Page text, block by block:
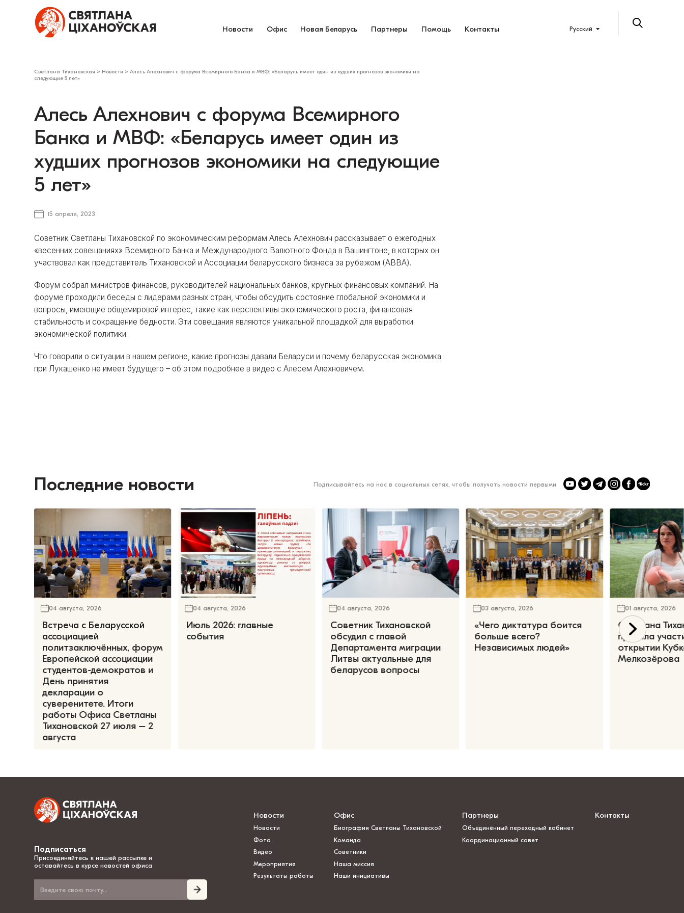
Новости Офис Новая Беларусь Партнеры Помощь Контакты Русский
Светлана Тихановская > Новости >Алесь Алехнович с форума Всемирного Банка и МВФ: «Беларусь имеет один из худших прогнозов экономики на
следующие 5 лет»
Алесь Алехнович с форума Всемирного
Банка и МВФ: «Беларусь имеет один из
худших прогнозов экономики на следующие
5 лет»
15 апреля, 2023
Советник Светланы Тихановской по экономическим реформам Алесь Алехнович рассказывает о ежегодных
«весенних совещаниях» Всемирного Банка и Международного Валютного Фонда в Вашингтоне, в которых он
участвовал как представитель Тихановской и Ассоциации беларусского бизнеса за рубежом (АВВА).
Форум собрал министров финансов, руководителей национальных банков, крупных финансовых компаний. На
форуме проходили беседы с лидерами разных стран, чтобы обсудить состояние глобальной экономики и
вопросы, имеющие общемировой интерес, такие как перспективы экономического роста, финансовая
стабильность и сокращение бедности. Эти совещания являются уникальной площадкой для выработки
экономической политики.
Что говорили о ситуации в нашем регионе, какие прогнозы давали Беларуси и почему беларусская экономика
при Лукашенко не имеет будущего – об этом подробнее в видео с Алесем Алехновичем.
Последние новости Подписывайтесь на нас в социальных сетях, чтобы получать новости первыми
04 августа, 2026
Встреча с Беларусской
ассоциацией
политзаключённых, форум
Европейской ассоциации
студентов-демократов и
День принятия
декларации о
суверенитете. Итоги
работы Офиса Светланы
Тихановской 27 июля – 2
августа
04 августа, 2026
Июль 2026: главные
события
04 августа, 2026
Советник Тихановской
обсудил с главой
Департамента миграции
Литвы актуальные для
беларусов вопросы
03 августа, 2026
«Чего диктатура боится
больше всего?
Независимых людей»
01 августа, 2026
Светлана
приняла
открытии
Мелкозёрова
Подписаться
Присоединяйтесь к нашей рассылке и
оставайтесь в курсе новостей офиса
Новости
Новости
Фота
Видео
Мероприятия
Результаты работы
Офис
Биография Светланы Тихановской
Команда
Советники
Наша миссия
Наши инициативы
Партнеры
Объединённый переходный кабинет
Координационный совет
Контакты